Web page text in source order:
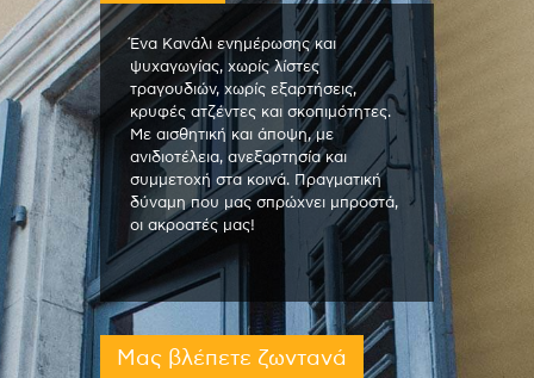
Ένα Κανάλι ενημέρωσης και
ψυχαγωγίας, χωρίς λίστες
τραγουδιών, χωρίς εξαρτήσεις,
κρυφές ατζέντες και σκοπιμότητες.
Με αισθητική και άποψη, με
ανιδιοτέλεια, ανεξαρτησία και
συμμετοχή στα κοινά. Πραγματική
δύναμη που μας σπρώχνει μπροστά,
οι ακροατές μας!
Μας βλέπετε ζωντανά